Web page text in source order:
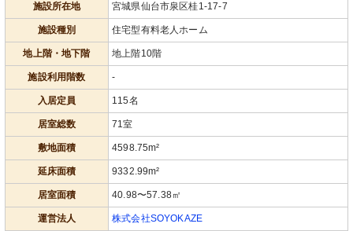
トイレ
安全な手すりが付いた清潔なトイレ。
利便性を考えた使いやすい洗面台も完
備しています。
機能性を重視した清潔な洗面スペース
供。
施設所在地 宮城県仙台市泉区桂1-17-7
施設種別 住宅型有料老人ホーム
地上階・地下階 地上階10階
施設利用階数 -
入居定員 115名
居室総数 71室
敷地面積 4598.75m²
延床面積 9332.99m²
居室面積 40.98〜57.38㎡
運営法人 株式会社SOYOKAZE